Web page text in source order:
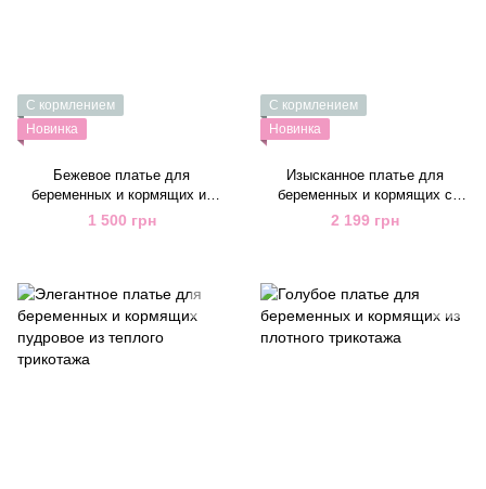
С кормлением
Новинка
Бежевое платье для
беременных и кормящих из
теплого трикотажа в рубчик
1 500 грн
С кормлением
Новинка
Изысканное платье для
беременных и кормящих с
цветочным принтом бежевое
2 199 грн